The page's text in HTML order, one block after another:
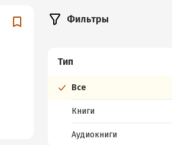
Фильтры
Тип
Все
Книги
Аудиокниги